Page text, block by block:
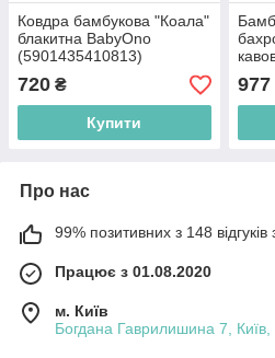
Ковдра бамбукова "Коала"
блакитна BabyOno
(5901435410813)
720 ₴
Купити
977
Про нас
99% позитивних з 148 відгуків
Працює з 01.08.2020
м. Київ
Богдана Гаврилишина 7, Київ,